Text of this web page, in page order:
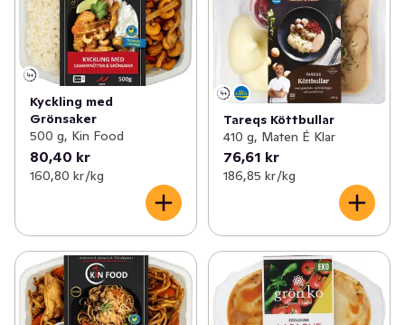
Kyckling med
Grönsaker
500 g, Kin Food
80,40 kr
160,80 kr /kg
Tareqs Köttbullar
410 g, Maten É Klar
76,61 kr
186,85 kr /kg